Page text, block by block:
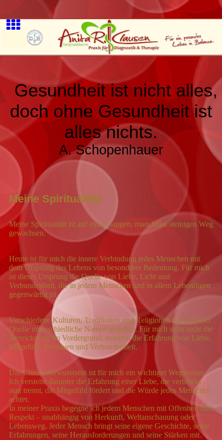
Gesundheit ist nicht alles,
doch ohne Gesundheit ist
alles nichts.
A. Schopenhauer
Meine Spiritualität
Meine Spiritualität ist auf einem langen, manchmal steinigen Weg
gewachsen.
Heute ist für mich die innere Verbindung jedes Menschen mit
dem Ursprung des Lebens von besonderer Bedeutung. Für mich
ist dieser Ursprung die Quelle von Liebe, Licht und
Verbundenheit, die in jedem Menschen und in allem Lebendigen
gegenwärtig ist.
Verschiedene Kulturen, Traditionen und Religionen haben dieser
Quelle unterschiedliche Namen gegeben. Für mich steht nicht die
Bezeichnung im Vordergrund, sondern die Erfahrung von Liebe,
Mitgefühl, Vertrauen und Verbundenheit.
Das Christusbewusstsein ist für mich ein wichtiger Wegweiser.
Ich verstehe darunter die Erfahrung einer Liebe, die verbindet
statt trennt, die Mitgefühl fördert und die Würde jedes Menschen
achtet.
In meiner Praxis begegne ich jedem Menschen mit Offenheit und
Respekt – unabhängig von Herkunft, Weltanschauung oder
Lebensweg. Jeder Mensch bringt seine eigene Geschichte, seine
Erfahrungen, seine Herausforderungen und seine Stärken mit.